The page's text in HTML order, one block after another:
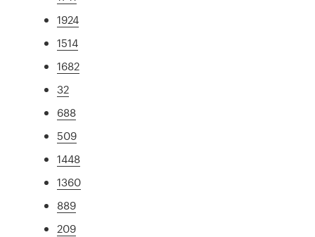
1924
1514
1682
32
688
509
1448
1360
889
209